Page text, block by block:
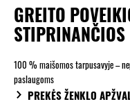
GREITO
100 % maišomos tarpusavyje –
paslaugoms
PREKĖS ŽENKLO